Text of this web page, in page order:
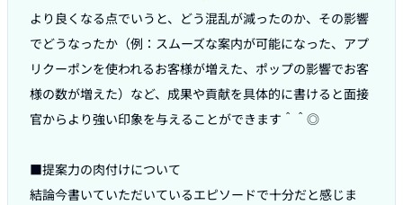
より良くなる点でいうと、どう混乱が減ったのか、その影響
でどうなったか（例：スムーズな案内が可能になった、アプ
リクーポンを使われるお客様が増えた、ポップの影響でお客
様の数が増えた）など、成果や貢献を具体的に書けると面接
官からより強い印象を与えることができます＾＾◎
■提案力の肉付けについて
結論今書いていただいているエピソードで十分だと感じま